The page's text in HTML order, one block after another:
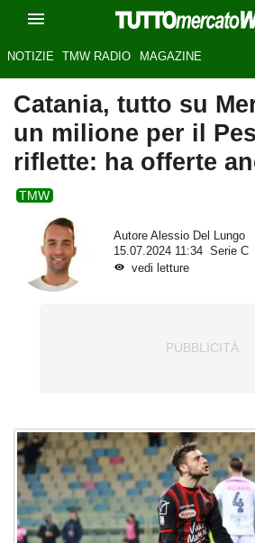
NOTIZIE TMW RADIO MAGAZINE
Catania, tutto su
un milione per il
riflette: ha offerte
TMW
Autore Alessio Del Lungo
15.07.2024 11:34
Serie C
vedi letture